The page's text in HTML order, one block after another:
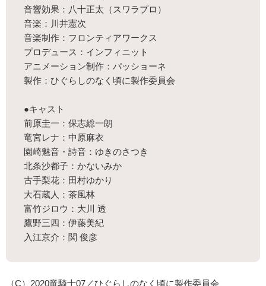
音響効果：八十正太（スワラプロ）
音楽：川井憲次
音楽制作：フロンティアワークス
プロデュース：インフィニット
アニメーション制作：パッショーネ
製作：ひぐらしのなく頃に製作委員会
●キャスト
前原圭一：保志総一朗
竜宮レナ：中原麻衣
園崎魅音・詩音：ゆきのさつき
北条沙都子：かないみか
古手梨花：田村ゆかり
大石蔵人：茶風林
富竹ジロウ：大川 透
鷹野三四：伊藤美紀
入江京介：関 俊彦
（C）2020竜騎士07／ひぐらしのなく頃に製作委員会